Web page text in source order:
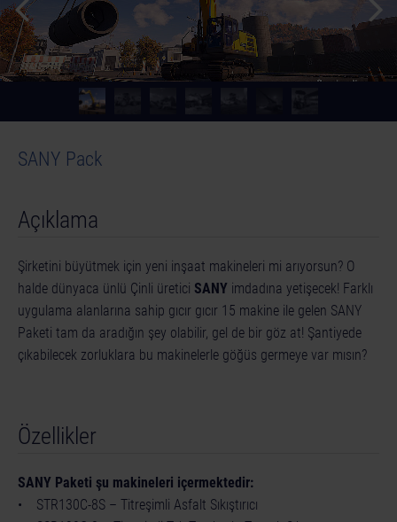
SANY Pack
Açıklama
Şirketini büyütmek için yeni inşaat makineleri mi arıyorsun? O
halde dünyaca ünlü Çinli üretici SANY imdadına yetişecek! Farklı
uygulama alanlarına sahip gıcır gıcır 15 makine ile gelen SANY
Paketi tam da aradığın şey olabilir, gel de bir göz at! Şantiyede
çıkabilecek zorluklara bu makinelerle göğüs germeye var mısın?
Özellikler
SANY Paketi şu makineleri içermektedir:
• STR130C-8S – Titreşimli Asfalt Sıkıştırıcı